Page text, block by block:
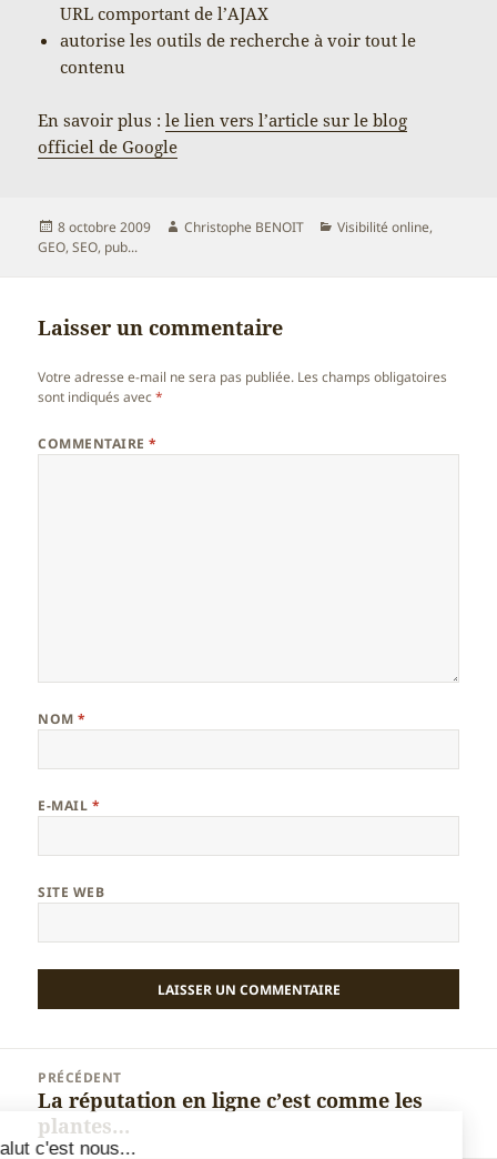
URL comportant de l’AJAX
autorise les outils de recherche à voir tout le
contenu
En savoir plus :le lien vers l’article sur le blog
officiel de Google
Publié
le
8 octobre 2009 Auteur
Christophe BENOIT Catégories
Visibilité online,
GEO, SEO, pub...
Laisser un commentaire
Votre adresse e-mail ne sera pas publiée. Les champs obligatoires
sont indiqués avec*
COMMENTAIRE*
NOM*
E-MAIL *
SITE WEB
l’article
PRÉCÉDENT
Article
précédent :
La réputation en ligne c’est comme les
plantes…
Salut c'est nous...